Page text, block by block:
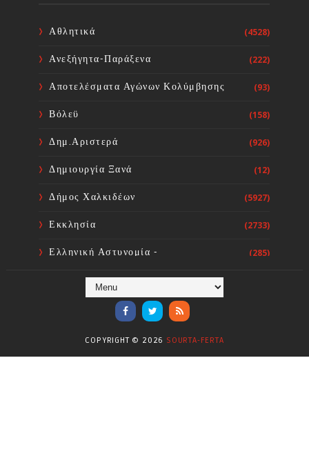
Συλλόγων Χώρας: Άμεση
επίσπευση των διαδικασιών και
Αθλητικά (4528)
Ανεξήγητα-Παράξενα (222)
Αποτελέσματα Αγώνων Κολύμβησης (93)
Βόλεϋ (158)
Δημ.Αριστερά (926)
Δημιουργία Ξανά (12)
Δήμος Χαλκιδέων (5927)
Εκκλησία (2733)
Ελληνική Αστυνομία -
(285)
Ενόργανη Γυμναστική
COPYRIGHT © 2026 SOURTA-FERTA